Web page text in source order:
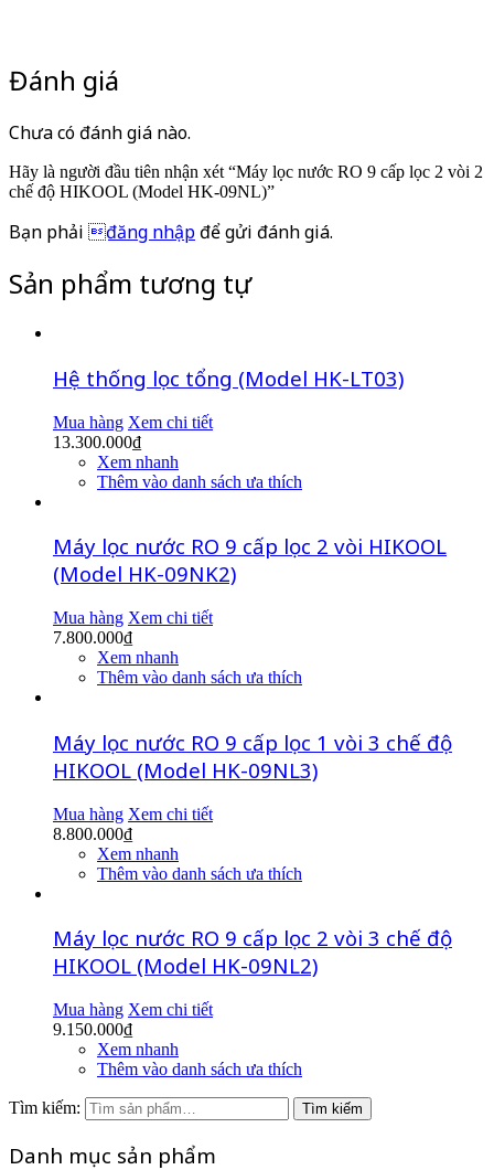
Đánh giá
Chưa có đánh giá nào.
Hãy là người đầu tiên nhận xét “Máy lọc nước RO 9 cấp lọc 2 vòi 2
chế độ HIKOOL (Model HK-09NL)”
Bạn phải đăng nhậpđể gửi đánh giá.
Sản phẩm tương tự
Hệ thống lọc tổng (Model HK-LT03)
Mua hàng Xem chi tiết
13.300.000₫
Xem nhanh
Thêm vào danh sách ưa thích
Máy lọc nước RO 9 cấp lọc 2 vòi HIKOOL
(Model HK-09NK2)
Mua hàng Xem chi tiết
7.800.000₫
Xem nhanh
Thêm vào danh sách ưa thích
Máy lọc nước RO 9 cấp lọc 1 vòi 3 chế độ
HIKOOL (Model HK-09NL3)
Mua hàng Xem chi tiết
8.800.000₫
Xem nhanh
Thêm vào danh sách ưa thích
Máy lọc nước RO 9 cấp lọc 2 vòi 3 chế độ
HIKOOL (Model HK-09NL2)
Mua hàng Xem chi tiết
9.150.000₫
Xem nhanh
Thêm vào danh sách ưa thích
Tìm kiếm: Tìm kiếm
Danh mục sản phẩm